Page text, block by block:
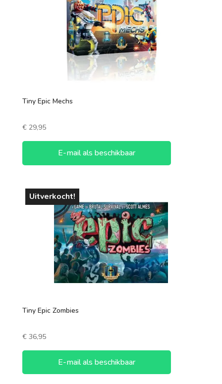
1 speler
2 spelers
3 spelers
5 spelers
Tiny Epic Mechs
€29,95
E-mail als beschikbaar
Uitverkocht!
Tiny Epic Zombies
€36,95
E-mail als beschikbaar